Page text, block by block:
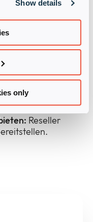
Show details
only
von Anomalien ist
über die
Engineering
Training.
Reseller